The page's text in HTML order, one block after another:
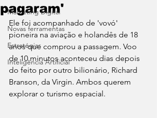
Marketing Digital
Novas ferramentas
Estratégias
Inteligência Artificial
pagaram'
Ele foi acompanhado de 'vovó'
pioneira na aviação e holandês de 18
anos que comprou a passagem. Voo
de 10 minutos aconteceu dias depois
do feito por outro bilionário, Richard
Branson, da Virgin. Ambos querem
explorar o turismo espacial.